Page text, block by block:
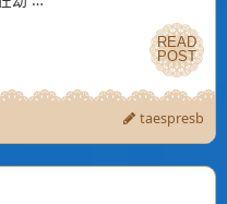
READ
POST
READ
POST
taespresb